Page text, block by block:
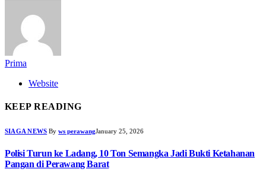
Prima
Website
KEEP READING
SIAGA NEWS By ws perawangJanuary 25, 2026
Polisi Turun ke Ladang, 10 Ton Semangka Jadi Bukti Ketahanan
Pangan di Perawang Barat